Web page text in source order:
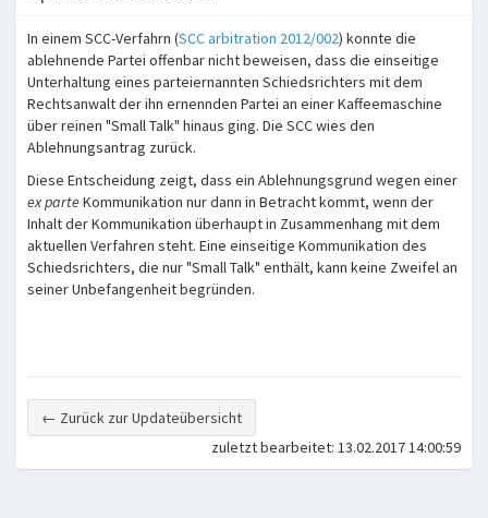
In einem SCC-Verfahrn (SCC arbitration 2012/002) konnte die
ablehnende Partei offenbar nicht beweisen, dass die einseitige
Unterhaltung eines parteiernannten Schiedsrichters mit dem
Rechtsanwalt der ihn ernennden Partei an einer Kaffeemaschine
über reinen "Small Talk" hinaus ging. Die SCC wies den
Ablehnungsantrag zurück.
Diese Entscheidung zeigt, dass ein Ablehnungsgrund wegen einer
ex parteKommunikation nur dann in Betracht kommt, wenn der
Inhalt der Kommunikation überhaupt in Zusammenhang mit dem
aktuellen Verfahren steht. Eine einseitige Kommunikation des
Schiedsrichters, die nur "Small Talk" enthält, kann keine Zweifel an
seiner Unbefangenheit begründen.
← Zurück zur Updateübersicht
zuletzt bearbeitet: 13.02.2017 14:00:59